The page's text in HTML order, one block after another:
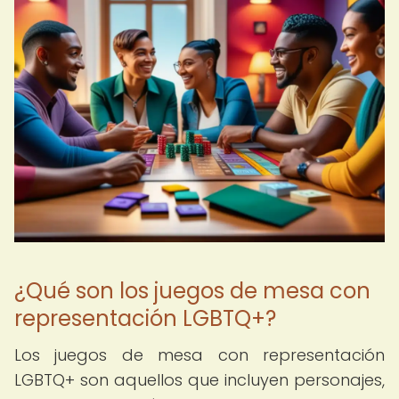
¿Qué son los juegos de mesa con
representación LGBTQ+?
Los juegos de mesa con representación
LGBTQ+ son aquellos que incluyen personajes,